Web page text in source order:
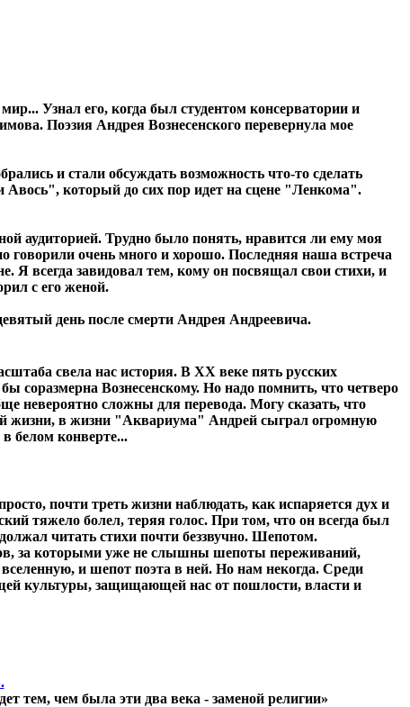
Узнал его, когда был студентом консерватории и
Поэзия Андрея Вознесенского перевернула мое
и стали обсуждать возможность что-то сделать
который до сих пор идет на сцене "Ленкома".
аудиторией. Трудно было понять, нравится ли ему моя
говорили очень много и хорошо. Последняя наша встреча
всегда завидовал тем, кому он посвящал свои стихи, и
с его женой.
день после смерти Андрея Андреевича.
свела нас история. В XX веке пять русских
Вознесенскому. Но надо помнить, что четверо
невероятно сложны для перевода. Могу сказать, что
жизни, в жизни "Аквариума" Андрей сыграл огромную
белом конверте...
почти треть жизни наблюдать, как испаряется дух и
тяжело болел, теряя голос. При том, что он всегда был
читать стихи почти беззвучно. Шепотом.
за которыми уже не слышны шепоты переживаний,
и шепот поэта в ней. Но нам некогда. Среди
культуры, защищающей нас от пошлости, власти и
тем, чем была эти два века - заменой религии»